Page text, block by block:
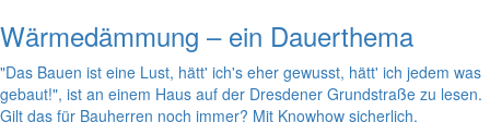
Wärmedämmung – ein Dauerthema
"Das Bauen ist eine Lust, hätt' ich's eher gewusst, hätt' ich jedem was
gebaut!", ist an einem Haus auf der Dresdener Grundstraße zu lesen.
Gilt das für Bauherren noch immer? Mit Knowhow sicherlich.